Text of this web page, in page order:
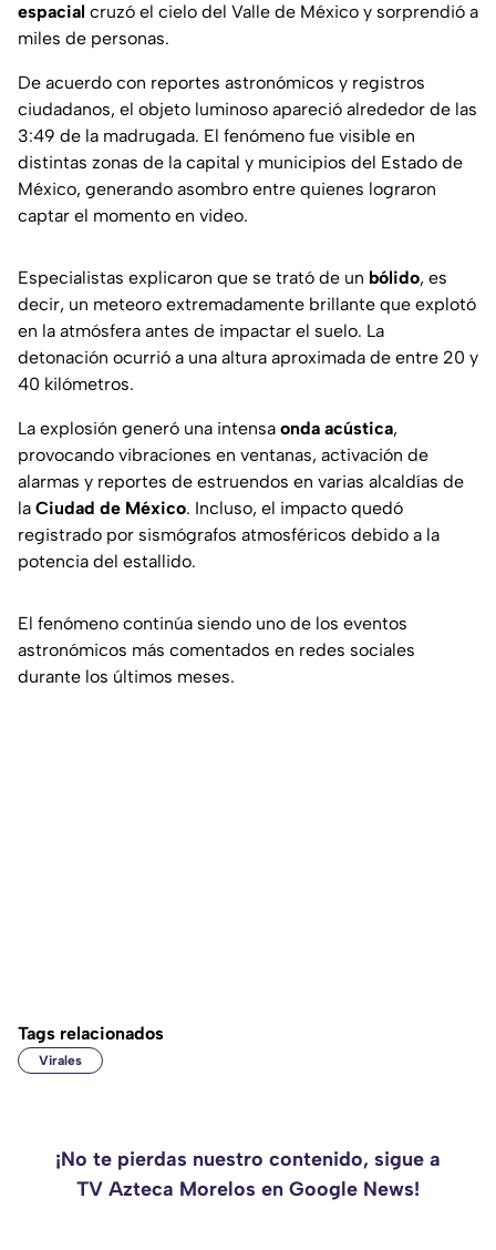
espacial cruzó el cielo del Valle de México y sorprendió a
miles de personas.
De acuerdo con reportes astronómicos y registros
ciudadanos, el objeto luminoso apareció alrededor de las
3:49 de la madrugada. El fenómeno fue visible en
distintas zonas de la capital y municipios del Estado de
México, generando asombro entre quienes lograron
captar el momento en video.
Especialistas explicaron que se trató de un bólido, es
decir, un meteoro extremadamente brillante que explotó
en la atmósfera antes de impactar el suelo. La
detonación ocurrió a una altura aproximada de entre 20 y
40 kilómetros.
La explosión generó una intensa onda acústica,
provocando vibraciones en ventanas, activación de
alarmas y reportes de estruendos en varias alcaldías de
la Ciudad de México. Incluso, el impacto quedó
registrado por sismógrafos atmosféricos debido a la
potencia del estallido.
El fenómeno continúa siendo uno de los eventos
astronómicos más comentados en redes sociales
durante los últimos meses.
Tags relacionados
Virales
¡No te pierdas nuestro contenido, sigue a
TV Azteca Morelos en Google News!